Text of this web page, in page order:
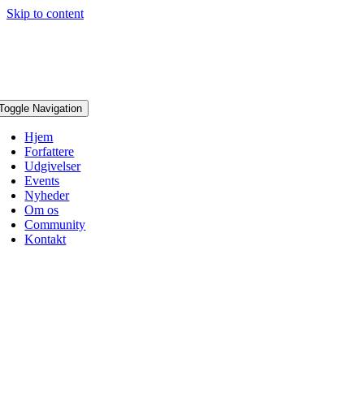
Skip to content
Navigation
Hjem
Forfattere
Udgivelser
Events
Nyheder
Om os
Community
Kontakt